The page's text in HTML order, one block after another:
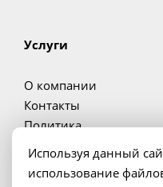
Используя данный
использование
Услуги
О компании
Контакты
Политика
конфиденциальности